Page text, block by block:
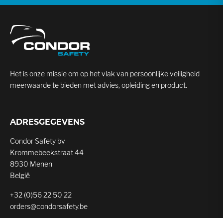
Het is onze missie om op het vlak van persoonlijke veiligheid
meerwaarde te bieden met advies, opleiding en product.
ADRESGEGEVENS
Condor Safety bv
Krommebeekstraat 44
8930 Menen
België
+32 (0)56 22 50 22
orders@condorsafety.be